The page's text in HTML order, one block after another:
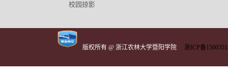
校园掠影
版权所有 @ 浙江农林大学暨阳学院 浙ICP备